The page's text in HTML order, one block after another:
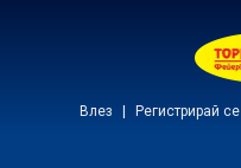
Влез Регистрирай се